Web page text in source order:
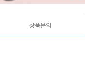
상품문의